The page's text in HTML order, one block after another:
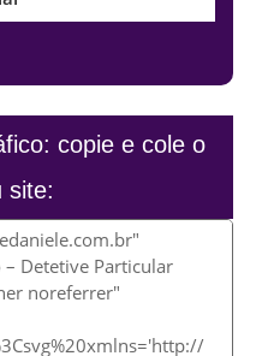
copie e cole o
site: